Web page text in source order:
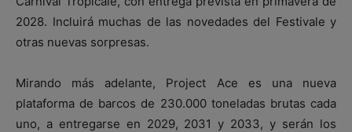
2028. Incluirá muchas de las novedades del Festivale y
otras nuevas sorpresas.
Mirando más adelante, Project Ace es una nueva
plataforma de barcos de 230.000 toneladas brutas cada
uno, a entregarse en 2029, 2031 y 2033, y serán los